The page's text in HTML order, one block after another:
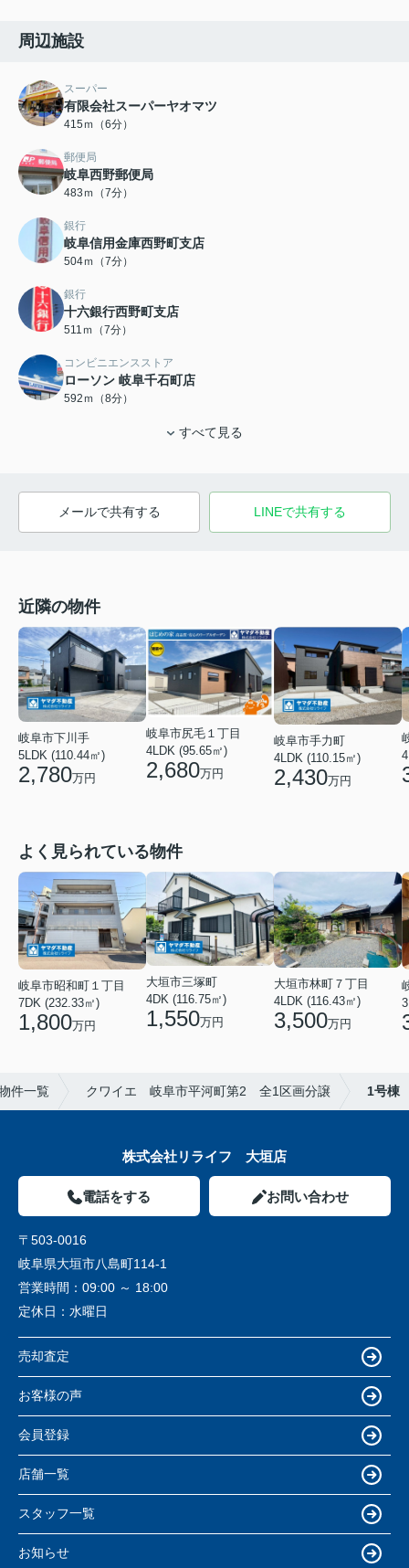
周辺施設
スーパー
有限会社スーパーヤオマツ
415ｍ（6分）
郵便局
岐阜西野郵便局
483ｍ（7分）
銀行
岐阜信用金庫西野町支店
504ｍ（7分）
銀行
十六銀行西野町支店
511ｍ（7分）
コンビニエンスストア
ローソン 岐阜千石町店
592ｍ（8分）
すべて見る
メールで共有する LINEで共有する
近隣の物件
岐阜市下川手
5LDK (110.44㎡)
2,780万円
岐阜市尻毛１丁目
4LDK (95.65㎡)
2,680万円
岐阜市手力町
4LDK (110.15㎡)
2,430万円
よく見られている物件
岐阜市昭和町１丁目
7DK (232.33㎡)
1,800万円
大垣市三塚町
4DK (116.75㎡)
1,550万円
大垣市林町７丁目
4LDK (116.43㎡)
3,500万円
件一覧 クワイエ 岐阜市平河町第2 全1区画分譲 1号棟
株式会社リライフ 大垣店
電話をする お問い合わせ
〒503-0016
岐阜県大垣市八島町114-1
営業時間： 09:00 ～ 18:00
定休日： 水曜日
売却査定
お客様の声
会員登録
店舗一覧
スタッフ一覧
お知らせ